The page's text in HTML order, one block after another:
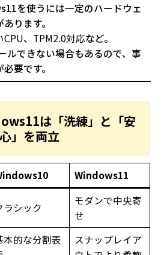
を使うには一定のハードウェ
ります。
CPU、 TPM2.0対応など。
ルできない場合もあるので、事
要です。
は「洗練」と「安
心」を両立
Windows11
ラシック
モダンで中央寄
せ
本的な分割表
スナップレイア